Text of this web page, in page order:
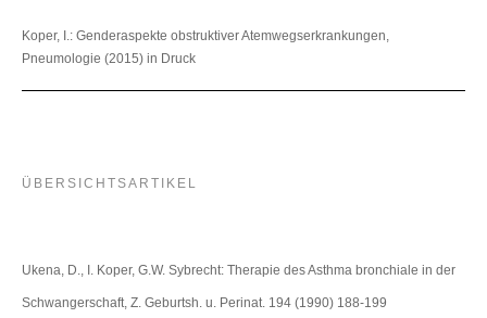
Koper, I.: Genderaspekte obstruktiver Atemwegserkrankungen,
Pneumologie (2015) in Druck
ÜBERSICHTSARTIKEL
Ukena, D., I. Koper, G.W. Sybrecht: Therapie des Asthma bronchiale in der
Schwangerschaft, Z. Geburtsh. u. Perinat. 194 (1990) 188-199